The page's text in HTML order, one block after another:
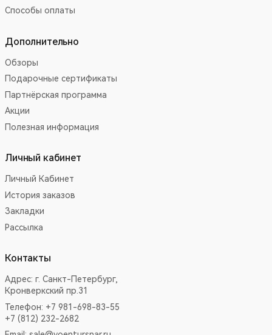
Способы оплаты
Дополнительно
Обзоры
Подарочные сертификаты
Партнёрская программа
Акции
Полезная информация
Личный кабинет
Личный Кабинет
История заказов
Закладки
Рассылка
Контакты
Адрес: г. Санкт-Петербург,
Кронверкский пр.31
Телефон: +7 981-698-83-55
+7 (812) 232-2682